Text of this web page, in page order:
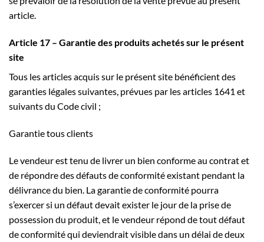
article.
Article 17 – Garantie des produits achetés sur le présent
site
Tous les articles acquis sur le présent site bénéficient des
garanties légales suivantes, prévues par les articles 1641 et
suivants du Code civil ;
Garantie tous clients
Le vendeur est tenu de livrer un bien conforme au contrat et
de répondre des défauts de conformité existant pendant la
délivrance du bien. La garantie de conformité pourra
s’exercer si un défaut devait exister le jour de la prise de
possession du produit, et le vendeur répond de tout défaut
de conformité qui deviendrait visible dans un délai de deux